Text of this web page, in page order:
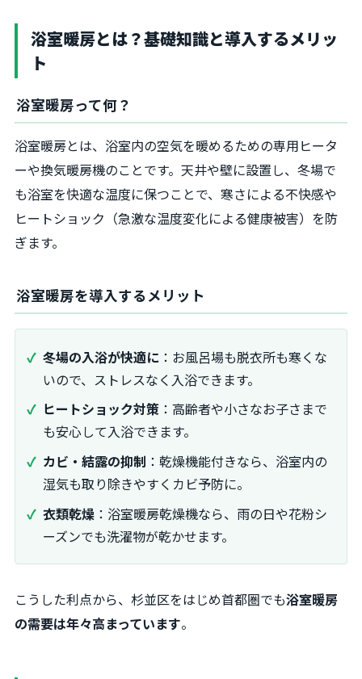
浴室暖房とは？基礎知識と導入するメリッ
ト
浴室暖房って何？
浴室暖房とは、浴室内の空気を暖めるための専用ヒータ
ーや換気暖房機のことです。天井や壁に設置し、冬場で
も浴室を快適な温度に保つことで、寒さによる不快感や
ヒートショック（急激な温度変化による健康被害）を防
ぎます。
浴室暖房を導入するメリット
冬場の入浴が快適に ：お風呂場も脱衣所も寒くな
いので、ストレスなく入浴できます。
ヒートショック対策 ：高齢者や小さなお子さまで
も安心して入浴できます。
カビ・結露の抑制 ：乾燥機能付きなら、浴室内の
湿気も取り除きやすくカビ予防に。
衣類乾燥 ：浴室暖房乾燥機なら、雨の日や花粉シ
ーズンでも洗濯物が乾かせます。
こうした利点から、杉並区をはじめ首都圏でも浴室暖房
の需要は年々高まっています。